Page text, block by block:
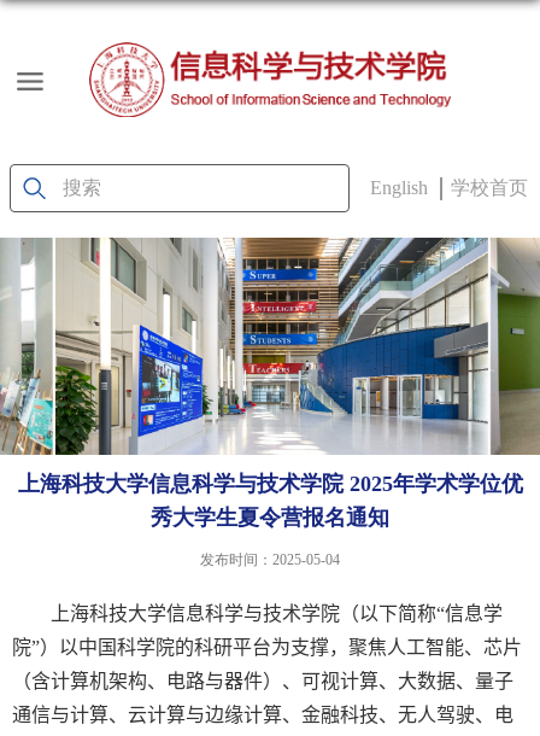
English 学校首页
上海科技大学信息科学与技术学院 2025年学术学位优
秀大学生夏令营报名通知
发布时间：2025-05-04
上海科技大学信息科学与技术学院（以下简称“信息学
院”）以中国科学院的科研平台为支撑，聚焦人工智能、芯片
（含计算机架构、电路与器件）、可视计算、大数据、量子
通信与计算、云计算与边缘计算、金融科技、无人驾驶、电